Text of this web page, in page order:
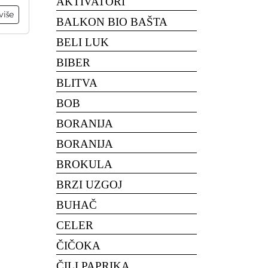
BALKON BIO BAŠTA
BELI LUK
BIBER
BLITVA
BOB
BORANIJA
BORANIJA
BROKULA
BRZI UZGOJ
BUHAČ
CELER
ČIČOKA